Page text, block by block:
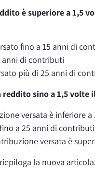
è superiore a 1,5
fino a 15 anni di
anni di contributi
più di 25 anni di
reddito sino a 1,5
versata è inferiore a
a 25 anni di contributi
versata è
la nuova